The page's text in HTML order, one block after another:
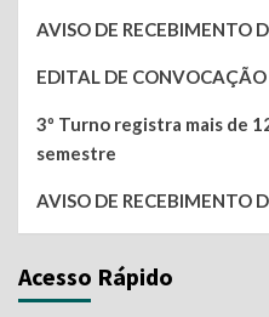
AVISO DE RECEBIMENTO
EDITAL DE
3º Turno registra mais de
semestre
AVISO DE RECEBIMENTO
Acesso Rápido